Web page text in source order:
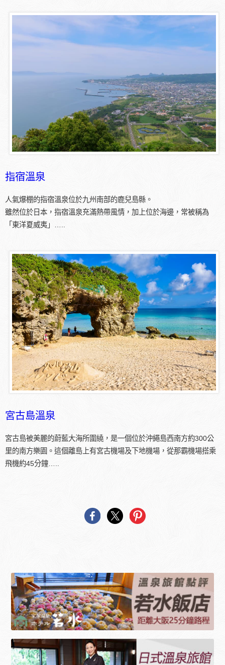
指宿溫泉
人氣爆棚的指宿溫泉位於九州南部的鹿兒島縣。
雖然位於日本，指宿溫泉充滿熱帶風情，加上位於海邊，常被稱為
「東洋夏威夷」…..
宮古島溫泉
宮古島被美麗的蔚藍大海所圍繞，是一個位於沖繩島西南方約300公
里的南方樂園。這個離島上有宮古機場及下地機場，從那霸機場搭乘
飛機約45分鐘…..